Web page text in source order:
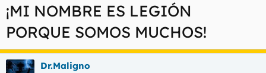
Además, no os enrolléis nunca con abogadas, son lo
puto peor.
Haz clic para expandir...
Gracias
Haz clic para expandir...
Tú también, hija mía?
Sois Legión.
¡MI NOMBRE ES LEGIÓN
PORQUE SOMOS MUCHOS!
Dr.Maligno